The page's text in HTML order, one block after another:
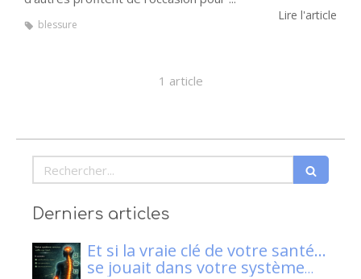
Lire l'article
blessure
1 article
Rechercher
Derniers articles
Et si la vraie clé de votre santé…
se jouait dans votre système